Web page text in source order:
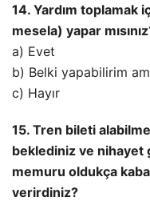
14. Yardım toplamak
mesela) yapar
a) Evet
b) Belki yapabilirim
c) Hayır
15. Tren bileti
beklediniz ve nihayet
memuru oldukça
verirdiniz?